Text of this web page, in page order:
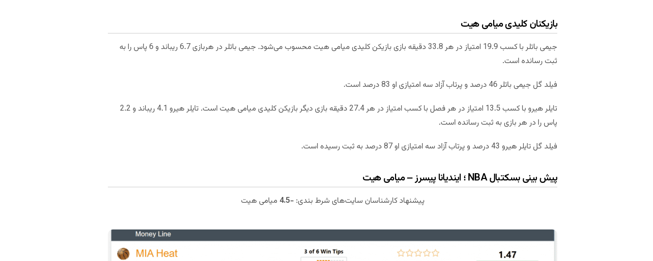
بازیکنان کلیدی میامی هیت
جیمی باتلر با کسب 19.9 امتیاز در هر 33.8 دقیقه بازی بازیکن کلیدی میامی هیت محسوب می‌شود. جیمی باتلر در هربازی 6.7 ریباند و 6 پاس را به
ثبت رسانده است.
فیلد گل جیمی باتلر 46 درصد و پرتاب آزاد سه امتیازی او 83 درصد است.
تایلر هیرو با کسب 13.5 امتیاز در هر فصل با کسب امتیاز در هر 27.4 دقیقه بازی دیگر بازیکن کلیدی میامی هیت است. تایلر هیرو 4.1 ریباند و 2.2
پاس را در هر بازی به ثبت رسانده است.
فیلد گل تایلر هیرو 43 درصد و پرتاب آزاد سه امتیازی او 87 درصد به ثبت رسیده است.
پیش بینی بسکتبال NBA ؛ ایندیانا پیسرز – میامی هیت
پیشنهاد کارشناسان سایت‌های شرط بندی: -4.5 میامی هیت